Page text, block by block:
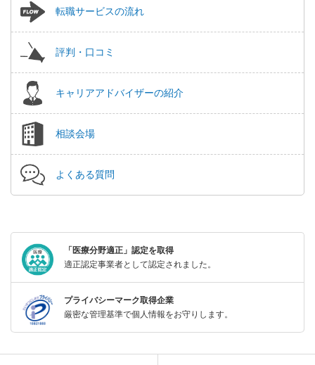
転職サービスの流れ
評判・口コミ
キャリアアドバイザーの紹介
相談会場
よくある質問
「医療分野適正」認定を取得
適正認定事業者として認定されました。
プライバシーマーク取得企業
厳密な管理基準で個人情報をお守りします。